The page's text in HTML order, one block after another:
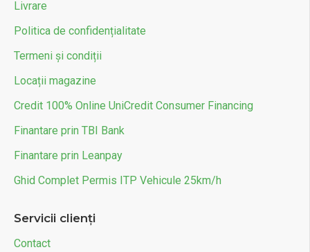
Livrare
Politica de confidențialitate
Termeni și condiții
Locații magazine
Credit 100% Online UniCredit Consumer Financing
Finantare prin TBI Bank
Finantare prin Leanpay
Ghid Complet Permis ITP Vehicule 25km/h
Servicii clienți
Contact